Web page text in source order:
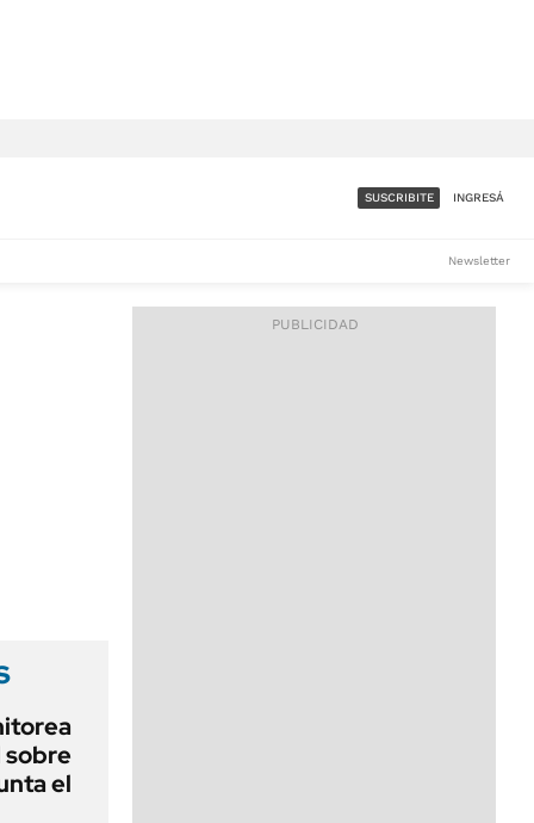
ACCESO FULL - $1.800/MES
SUSCRIBITE INGRESÁ
Newsletter
el